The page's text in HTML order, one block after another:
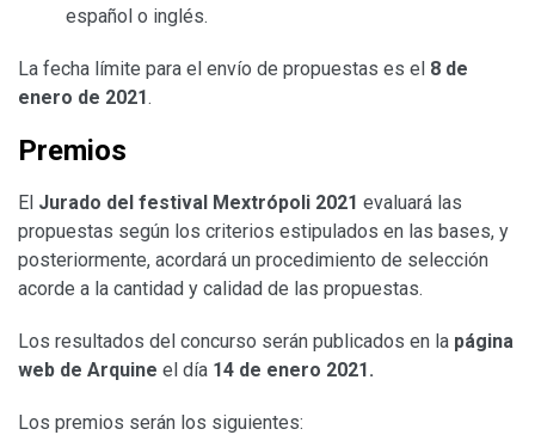
español o inglés.
La fecha límite para el envío de propuestas es el 8 de
enero de 2021.
Premios
El Jurado del festival Mextrópoli 2021 evaluará las
propuestas según los criterios estipulados en las bases, y
posteriormente, acordará un procedimiento de selección
acorde a la cantidad y calidad de las propuestas.
Los resultados del concurso serán publicados en la página
web de Arquine el día 14 de enero 2021.
Los premios serán los siguientes: